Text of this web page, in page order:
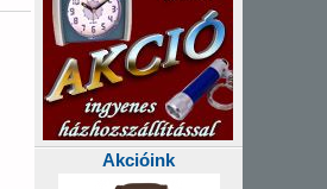
Akcióink